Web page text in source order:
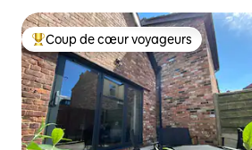
Coup de cœur voyageurs parmi les
Coup de cœur voyageurs